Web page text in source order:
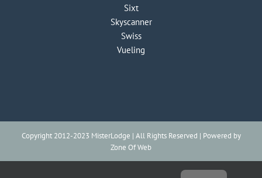
Sixt
Skyscanner
Swiss
Vueling
Copyright 2012-2023 MisterLodge | All Rights Reserved | Powered by
Zone Of Web